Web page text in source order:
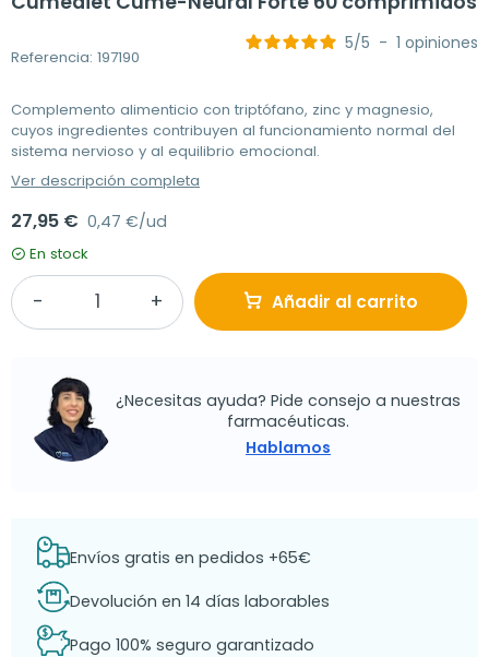
Referencia: 197190
5/5 - 1 opiniones
Complemento alimenticio con triptófano, zinc y magnesio,
cuyos ingredientes contribuyen al funcionamiento normal del
sistema nervioso y al equilibrio emocional.
Ver descripción completa
27,95 € 0,47 €/ud
En stock
Añadir al carrito
¿Necesitas ayuda? Pide consejo a nuestras
farmacéuticas.
Hablamos
Envíos gratis en pedidos +65€
Devolución en 14 días laborables
Pago 100% seguro garantizado